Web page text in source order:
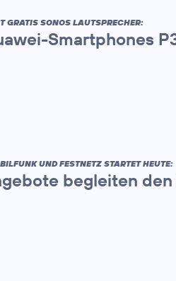
GRATIS SONOS LAUTSPRECHER:
Smartphones
UND FESTNETZ STARTET HEUTE:
begleiten